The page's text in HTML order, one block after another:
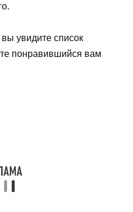
увидите список
понравившийся вам